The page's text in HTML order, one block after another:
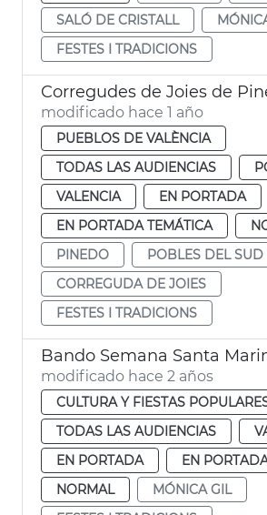
SALÓ DE CRISTALL
FESTES I TRADICIONS
Corregudes de Joies de
modificado hace 1 año
PUEBLOS DE VALÈNCIA
TODAS LAS AUDIENCIAS
VALENCIA
EN PORTADA
EN PORTADA TEMÁTICA
PINEDO
POBLES DEL SUD
CORREGUDA DE JOIES
FESTES I TRADICIONS
Bando Semana Santa
modificado hace 2 años
CULTURA Y FIESTAS
TODAS LAS AUDIENCIAS
EN PORTADA
EN
NORMAL
MÓNICA GIL